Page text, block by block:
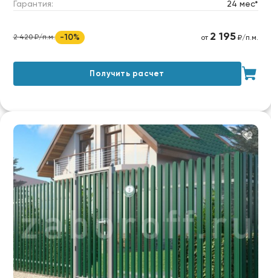
Гарантия: 24 мес*
2 420 ₽/п.м. -10% от 2 195₽/п.м.
Получить расчет